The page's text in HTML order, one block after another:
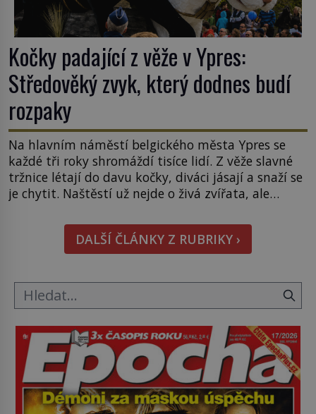
Kočky padající z věže v Ypres:
Středověký zvyk, který dodnes budí
rozpaky
Na hlavním náměstí belgického města Ypres se
každé tři roky shromáždí tisíce lidí. Z věže slavné
tržnice létají do davu kočky, diváci jásají a snaží se
je chytit. Naštěstí už nejde o živá zvířata, ale
Tato veselá podívaná připomíná jeden z
nejpodivnějších a zároveň nejkrutějších zvyků […]
DALŠÍ ČLÁNKY Z RUBRIKY ›